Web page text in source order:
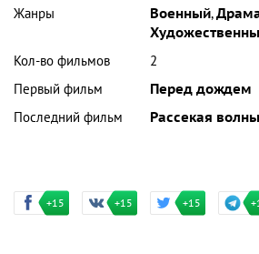
Жанры
Военный,
Кол-во фильмов
2
Первый фильм
Перед дождем
Последний фильм
Рассекая волны
+15 +15 +15